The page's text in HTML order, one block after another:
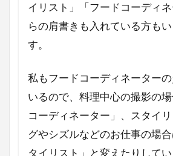
イリスト」「フードコーディ
らの肩書きも入れている方も
す。
私もフードコーディネーター
いるので、料理中心の撮影の
コーディネーター」、スタイ
グやシズルなどのお仕事の場
タイリスト」と変えたりしてい
フードコーディネーターとの違い
フードコーディネーター
フルーツオンザボトム
バーベキュー
バレンタイン
バレンタイン
トースター
エスニックの日
シーザーサ
シンハービール
シュークリ
サンタクロース
サイトマッ